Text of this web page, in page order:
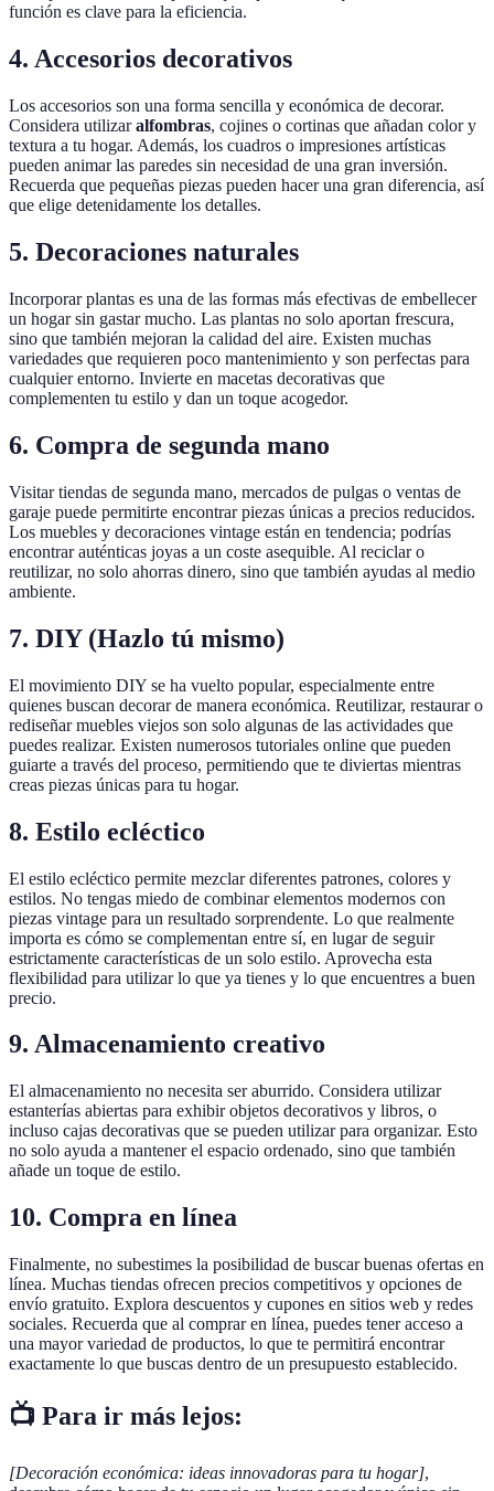
función es clave para la eficiencia.
4. Accesorios decorativos
Los accesorios son una forma sencilla y económica de decorar.
Considera utilizaralfombras, cojines o cortinas que añadan color y
textura a tu hogar. Además, los cuadros o impresiones artísticas
pueden animar las paredes sin necesidad de una gran inversión.
Recuerda que pequeñas piezas pueden hacer una gran diferencia, así
que elige detenidamente los detalles.
5. Decoraciones naturales
Incorporar plantas es una de las formas más efectivas de embellecer
un hogar sin gastar mucho. Las plantas no solo aportan frescura,
sino que también mejoran la calidad del aire. Existen muchas
variedades que requieren poco mantenimiento y son perfectas para
cualquier entorno. Invierte en macetas decorativas que
complementen tu estilo y dan un toque acogedor.
6. Compra de segunda mano
Visitar tiendas de segunda mano, mercados de pulgas o ventas de
garaje puede permitirte encontrar piezas únicas a precios reducidos.
Los muebles y decoraciones vintage están en tendencia; podrías
encontrar auténticas joyas a un coste asequible. Al reciclar o
reutilizar, no solo ahorras dinero, sino que también ayudas al medio
ambiente.
7. DIY (Hazlo tú mismo)
El movimiento DIY se ha vuelto popular, especialmente entre
quienes buscan decorar de manera económica. Reutilizar, restaurar o
rediseñar muebles viejos son solo algunas de las actividades que
puedes realizar. Existen numerosos tutoriales online que pueden
guiarte a través del proceso, permitiendo que te diviertas mientras
creas piezas únicas para tu hogar.
8. Estilo ecléctico
El estilo ecléctico permite mezclar diferentes patrones, colores y
estilos. No tengas miedo de combinar elementos modernos con
piezas vintage para un resultado sorprendente. Lo que realmente
importa es cómo se complementan entre sí, en lugar de seguir
estrictamente características de un solo estilo. Aprovecha esta
flexibilidad para utilizar lo que ya tienes y lo que encuentres a buen
precio.
9. Almacenamiento creativo
El almacenamiento no necesita ser aburrido. Considera utilizar
estanterías abiertas para exhibir objetos decorativos y libros, o
incluso cajas decorativas que se pueden utilizar para organizar. Esto
no solo ayuda a mantener el espacio ordenado, sino que también
añade un toque de estilo.
10. Compra en línea
Finalmente, no subestimes la posibilidad de buscar buenas ofertas en
línea. Muchas tiendas ofrecen precios competitivos y opciones de
envío gratuito. Explora descuentos y cupones en sitios web y redes
sociales. Recuerda que al comprar en línea, puedes tener acceso a
una mayor variedad de productos, lo que te permitirá encontrar
exactamente lo que buscas dentro de un presupuesto establecido.
📺 Para ir más lejos:
[Decoración económica: ideas innovadoras para tu hogar],